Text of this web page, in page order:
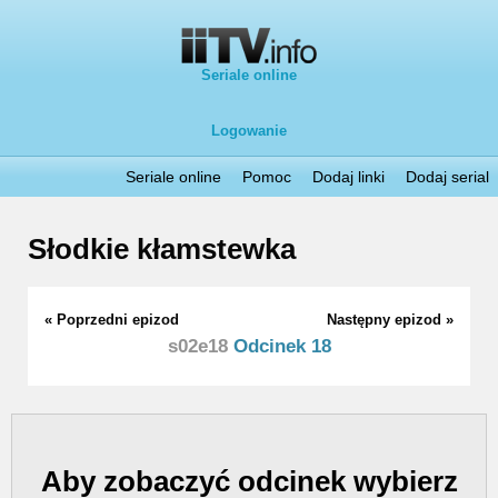
Seriale online
Logowanie
Seriale online Pomoc Dodaj linki Dodaj serial
Słodkie kłamstewka
« Poprzedni epizod Następny epizod »
s02e18Odcinek 18
Aby zobaczyć odcinek wybierz